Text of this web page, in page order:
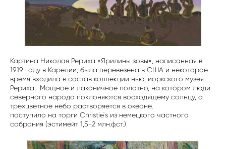
Картина Николая Рериха «Ярилины зовы», написанная в
1919 году в Карелии, была перевезена в США и некоторое
время входила в состав коллекции нью-йоркского музея
Рериха. Мощное и лаконичное полотно, на котором люди
северного народа поклоняются восходящему солнцу, а
трехцветное небо растворяется в океане,
поступило на торги Christie`s из немецкого частного
собрания (эстимейт 1,5-2 млн.ф.ст.).